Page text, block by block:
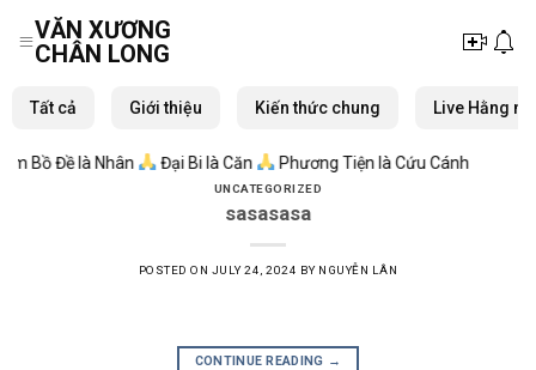
content
VĂN XƯƠNG
CHÂN LONG
Tất cả Giới thiệu Kiến thức chung Live Hằng
Bồ Đề là Nhân Đại Bi là Căn Phương Tiện là Cứu Cánh
UNCATEGORIZED
sasasasa
POSTED ON JULY 24, 2024 BY NGUYỄN LÂN
CONTINUE READING →